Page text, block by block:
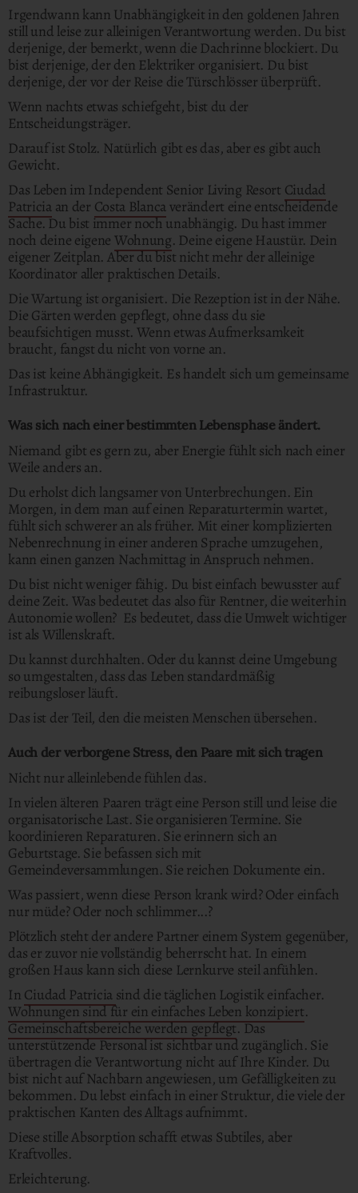
Irgendwann kann Unabhängigkeit in den goldenen Jahren
still und leise zur alleinigen Verantwortung werden. Du bist
derjenige, der bemerkt, wenn die Dachrinne blockiert. Du
bist derjenige, der den Elektriker organisiert. Du bist
derjenige, der vor der Reise die Türschlösser überprüft.
Wenn nachts etwas schiefgeht, bist du der
Entscheidungsträger.
Darauf ist Stolz. Natürlich gibt es das, aber es gibt auch
Gewicht.
Das Leben im Independent Senior Living Resort Ciudad
Patriciaan der Costa Blancaverändert eine entscheidende
Sache. Du bist immer noch unabhängig. Du hast immer
noch deine eigene Wohnung. Deine eigene Haustür. Dein
eigener Zeitplan. Aber du bist nicht mehr der alleinige
Koordinator aller praktischen Details.
Die Wartung ist organisiert. Die Rezeption ist in der Nähe.
Die Gärten werden gepflegt, ohne dass du sie
beaufsichtigen musst. Wenn etwas Aufmerksamkeit
braucht, fangst du nicht von vorne an.
Das ist keine Abhängigkeit. Es handelt sich um gemeinsame
Infrastruktur.
Was sich nach einer bestimmten Lebensphase ändert.
Niemand gibt es gern zu, aber Energie fühlt sich nach einer
Weile anders an.
Du erholst dich langsamer von Unterbrechungen. Ein
Morgen, in dem man auf einen Reparaturtermin wartet,
fühlt sich schwerer an als früher. Mit einer komplizierten
Nebenrechnung in einer anderen Sprache umzugehen,
kann einen ganzen Nachmittag in Anspruch nehmen.
Du bist nicht weniger fähig. Du bist einfach bewusster auf
deine Zeit. Was bedeutet das also für Rentner, die weiterhin
Autonomie wollen? Es bedeutet, dass die Umwelt wichtiger
ist als Willenskraft.
Du kannst durchhalten. Oder du kannst deine Umgebung
so umgestalten, dass das Leben standardmäßig
reibungsloser läuft.
Das ist der Teil, den die meisten Menschen übersehen.
Auch der verborgene Stress, den Paare mit sich tragen
Nicht nur alleinlebende fühlen das.
In vielen älteren Paaren trägt eine Person still und leise die
organisatorische Last. Sie organisieren Termine. Sie
koordinieren Reparaturen. Sie erinnern sich an
Geburtstage. Sie befassen sich mit
Gemeindeversammlungen. Sie reichen Dokumente ein.
Was passiert, wenn diese Person krank wird? Oder einfach
nur müde? Oder noch schlimmer...?
Plötzlich steht der andere Partner einem System gegenüber,
das er zuvor nie vollständig beherrscht hat. In einem
großen Haus kann sich diese Lernkurve steil anfühlen.
In Ciudad Patricia sind die täglichen Logistik einfacher.
Wohnungen sind für ein einfaches Leben konzipiert.
Gemeinschaftsbereiche werden gepflegt. Das
unterstützende Personal ist sichtbar und zugänglich. Sie
übertragen die Verantwortung nicht auf Ihre Kinder. Du
bist nicht auf Nachbarn angewiesen, um Gefälligkeiten zu
bekommen. Du lebst einfach in einer Struktur, die viele der
praktischen Kanten des Alltags aufnimmt.
Diese stille Absorption schafft etwas Subtiles, aber
Kraftvolles.
Erleichterung.